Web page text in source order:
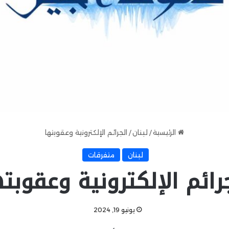
الرئيسية/ لبنان/ الجرائم الإلكترونية وعقوبتها
لبنان متفرقات
الإلكترونية
يونيو 19, 2024